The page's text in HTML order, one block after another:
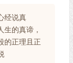
经说真
生的真谛，
的正理且正